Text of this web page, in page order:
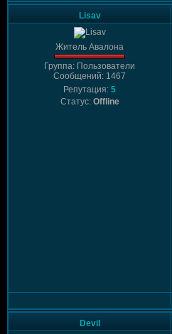
Lisav
Житель Авалона
Группа: Пользователи
Сообщений: 1467
Репутация: 5
Статус: Offline
Devil